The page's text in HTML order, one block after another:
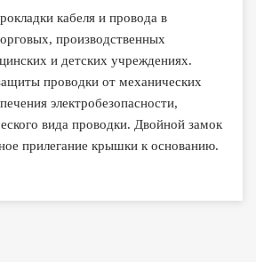
кабеля и провода в
производственных
и детских учреждениях.
проводки от механических
электробезопасности,
вида проводки. Двойной замок
прилегание крышки к основанию.